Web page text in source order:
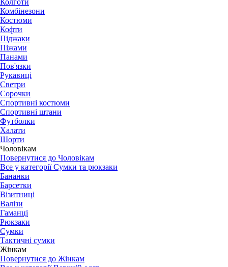
Колготи
Комбінезони
Костюми
Кофти
Піджаки
Піжами
Панами
Пов'язки
Рукавиці
Светри
Сорочки
Спортивні костюми
Спортивні штани
Футболки
Халати
Шорти
Чоловікам
Повернутися до Чоловікам
Все у категорії Сумки та рюкзаки
Бананки
Барсетки
Візитниці
Валізи
Гаманці
Рюкзаки
Сумки
Тактичні сумки
Жінкам
Повернутися до Жінкам